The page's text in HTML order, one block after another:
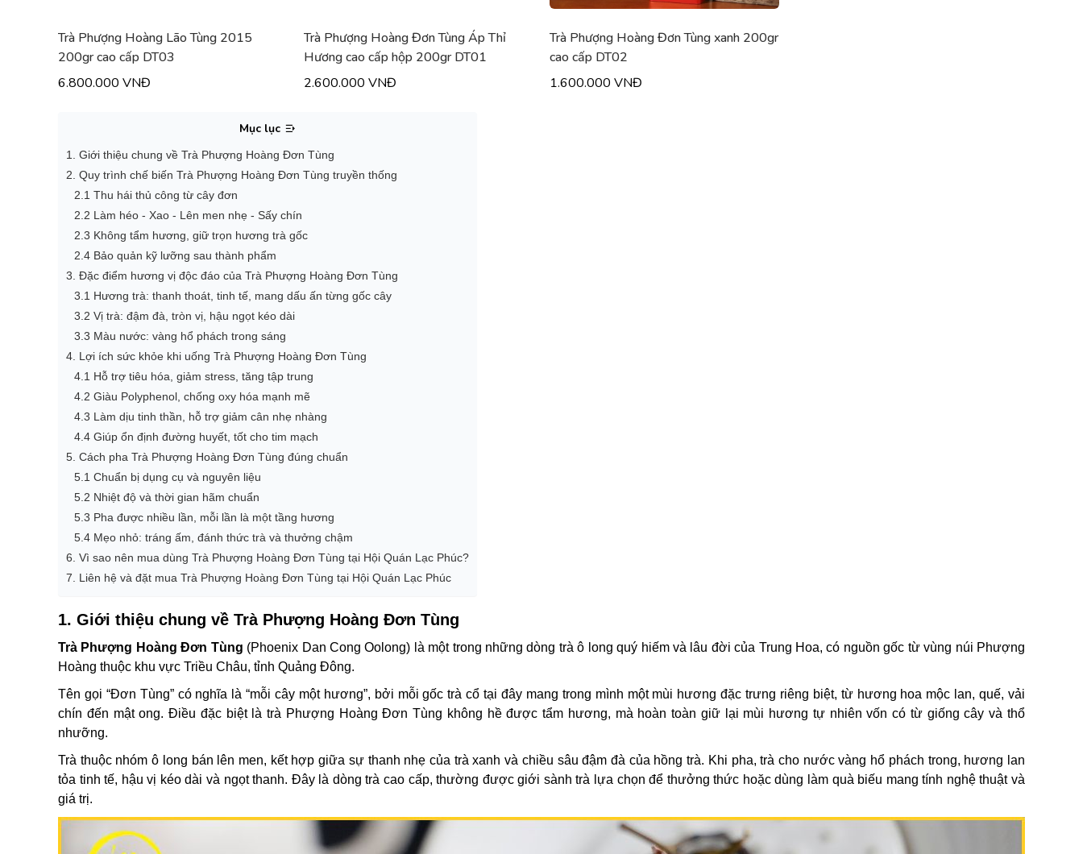
Trà Phượng Hoàng Lão Tùng 2015
200gr cao cấp DT03
6.800.000 VNĐ
Trà Phượng Hoàng Đơn Tùng Áp Thỉ
Hương cao cấp hộp 200gr DT01
2.600.000 VNĐ
Trà Phượng Hoàng Đơn Tùng xanh 200gr
cao cấp DT02
1.600.000 VNĐ
Mục lục
1. Giới thiệu chung về Trà Phượng Hoàng Đơn Tùng
2. Quy trình chế biến Trà Phượng Hoàng Đơn Tùng truyền thống
2.1 Thu hái thủ công từ cây đơn
2.2 Làm héo - Xao - Lên men nhẹ - Sấy chín
2.3 Không tẩm hương, giữ trọn hương trà gốc
2.4 Bảo quản kỹ lưỡng sau thành phẩm
3. Đặc điểm hương vị độc đáo của Trà Phượng Hoàng Đơn Tùng
3.1 Hương trà: thanh thoát, tinh tế, mang dấu ấn từng gốc cây
3.2 Vị trà: đậm đà, tròn vị, hậu ngọt kéo dài
3.3 Màu nước: vàng hổ phách trong sáng
4. Lợi ích sức khỏe khi uống Trà Phượng Hoàng Đơn Tùng
4.1 Hỗ trợ tiêu hóa, giảm stress, tăng tập trung
4.2 Giàu Polyphenol, chống oxy hóa mạnh mẽ
4.3 Làm dịu tinh thần, hỗ trợ giảm cân nhẹ nhàng
4.4 Giúp ổn định đường huyết, tốt cho tim mạch
5. Cách pha Trà Phượng Hoàng Đơn Tùng đúng chuẩn
5.1 Chuẩn bị dụng cụ và nguyên liệu
5.2 Nhiệt độ và thời gian hãm chuẩn
5.3 Pha được nhiều lần, mỗi lần là một tầng hương
5.4 Mẹo nhỏ: tráng ấm, đánh thức trà và thưởng chậm
6. Vì sao nên mua dùng Trà Phượng Hoàng Đơn Tùng tại Hội Quán Lạc Phúc?
7. Liên hệ và đặt mua Trà Phượng Hoàng Đơn Tùng tại Hội Quán Lạc Phúc
1. Giới thiệu chung về Trà Phượng Hoàng Đơn Tùng
Trà Phượng Hoàng Đơn Tùng (Phoenix Dan Cong Oolong) là một trong những dòng trà ô long quý hiếm và lâu đời của Trung Hoa, có nguồn gốc từ vùng núi Phượng
Hoàng thuộc khu vực Triều Châu, tỉnh Quảng Đông.
Tên gọi “Đơn Tùng” có nghĩa là “mỗi cây một hương”, bởi mỗi gốc trà cổ tại đây mang trong mình một mùi hương đặc trưng riêng biệt, từ hương hoa mộc lan, quế, vải
chín đến mật ong. Điều đặc biệt là trà Phượng Hoàng Đơn Tùng không hề được tẩm hương, mà hoàn toàn giữ lại mùi hương tự nhiên vốn có từ giống cây và thổ
nhưỡng.
Trà thuộc nhóm ô long bán lên men, kết hợp giữa sự thanh nhẹ của trà xanh và chiều sâu đậm đà của hồng trà. Khi pha, trà cho nước vàng hổ phách trong, hương lan
tỏa tinh tế, hậu vị kéo dài và ngọt thanh. Đây là dòng trà cao cấp, thường được giới sành trà lựa chọn để thưởng thức hoặc dùng làm quà biếu mang tính nghệ thuật và
giá trị.